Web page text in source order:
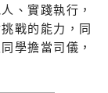
、實踐執行，
戰的能力，同
學擔當司儀，